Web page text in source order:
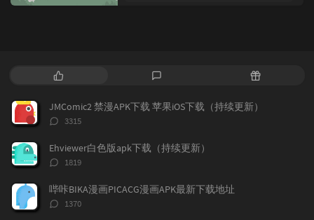
热
文
章
评
论
随
JMComic2 禁漫APK下载 苹果iOS下载（持续更新）
评
数：
3315
Ehviewer白色版apk下载（持续更新）
评
数：
1819
哔咔BIKA漫画PICACG漫画APK最新下载地址
评
1370